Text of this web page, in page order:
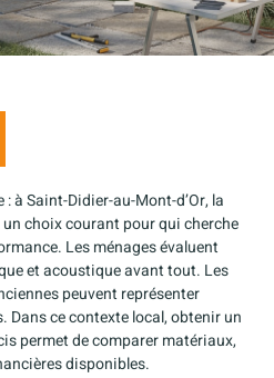
à Saint-Didier-au-Mont-d’Or, la
choix courant pour qui cherche
Les ménages évaluent
et acoustique avant tout. Les
peuvent représenter
Dans ce contexte local, obtenir un
permet de comparer matériaux,
disponibles.